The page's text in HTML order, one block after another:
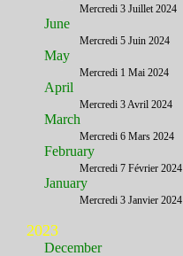
Mercredi 3 Juillet 2024
June
Mercredi 5 Juin 2024
May
Mercredi 1 Mai 2024
April
Mercredi 3 Avril 2024
March
Mercredi 6 Mars 2024
February
Mercredi 7 Février 2024
January
Mercredi 3 Janvier 2024
2023
December